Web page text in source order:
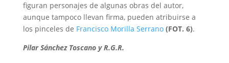
figuran personajes de algunas obras del autor,
aunque tampoco llevan firma, pueden atribuirse a
los pinceles de Francisco Morilla Serrano (FOT. 6).
Pilar Sánchez Toscano y R.G.R.